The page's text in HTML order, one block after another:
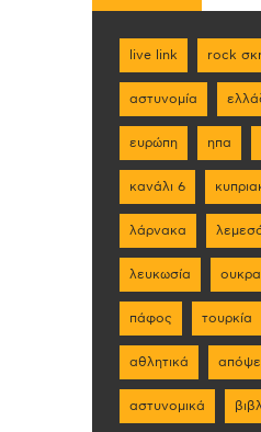
live link rock
αστυνομία
ευρώπη ηπα
κανάλι 6
λάρνακα
λευκωσία
πάφος τουρκία
αθλητικά
αστυνομικά